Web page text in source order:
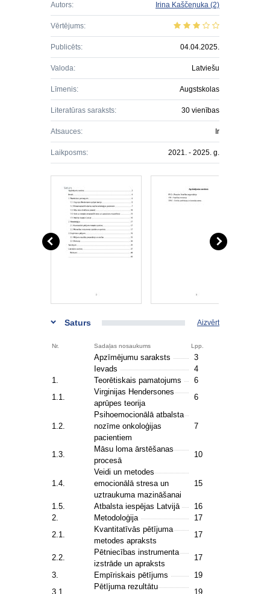
Autors: Irina Kaščeņuka (2)
Vērtējums:
Publicēts: 04.04.2025.
Valoda: Latviešu
Līmenis: Augstskolas
Literatūras saraksts: 30 vienības
Atsauces: Ir
Laikposms: 2021. - 2025. g.
Saturs Aizvērt
Nr. Sadaļas nosaukums Lpp.
Apzīmējumu saraksts
3
Ievads
4
1.
Teorētiskais pamatojums
6
1.1.
Virginijas Hendersones
aprūpes teorija
6
1.2.
Psihoemocionālā atbalsta
nozīme onkoloģijas
pacientiem
7
1.3.
Māsu loma ārstēšanas
procesā
10
1.4.
Veidi un metodes
emocionālā stresa un
uztraukuma mazināšanai
15
1.5. Atbalsta iespējas Latvijā
16
2.
Metodoloģija
17
2.1.
Kvantitatīvās pētījuma
metodes apraksts
17
2.2.
Pētniecības instrumenta
izstrāde un apraksts
17
3.
Empīriskais pētījums
19
3.1.
Pētījuma rezultātu
19